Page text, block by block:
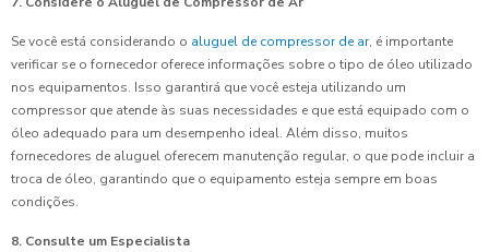
Se você está considerando o aluguel de compressor de ar, é importante
verificar se o fornecedor oferece informações sobre o tipo de óleo utilizado
nos equipamentos. Isso garantirá que você esteja utilizando um
compressor que atende às suas necessidades e que está equipado com o
óleo adequado para um desempenho ideal. Além disso, muitos
fornecedores de aluguel oferecem manutenção regular, o que pode incluir a
troca de óleo, garantindo que o equipamento esteja sempre em boas
condições.
8. Consulte um Especialista